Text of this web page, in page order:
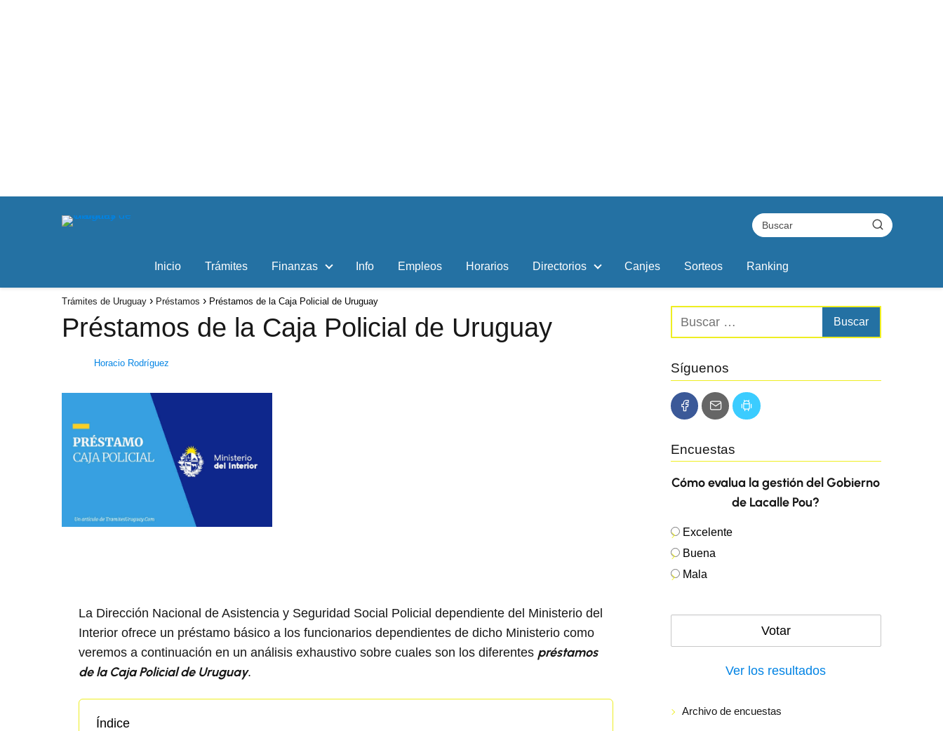
Inicio Trámites Finanzas Info Empleos Horarios Directorios Canjes Sorteos Ranking
Trámites de Uruguay Préstamos Préstamos de la Caja Policial de Uruguay
Préstamos de la Caja Policial de Uruguay
Horacio Rodríguez
La Dirección Nacional de Asistencia y Seguridad Social Policial dependiente del Ministerio del
Interior ofrece un préstamo básico a los funcionarios dependientes de dicho Ministerio como
veremos a continuación en un análisis exhaustivo sobre cuales son los diferentes préstamos
de la Caja Policial de Uruguay.
Índice
Síguenos
Encuestas
Cómo evalua la gestión del Gobierno
de Lacalle Pou?
Excelente
Buena
Mala
Ver los resultados
Archivo de encuestas